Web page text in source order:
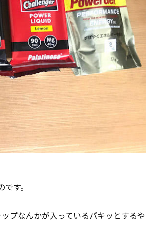
す。
プなんかが入っているパキッとするや